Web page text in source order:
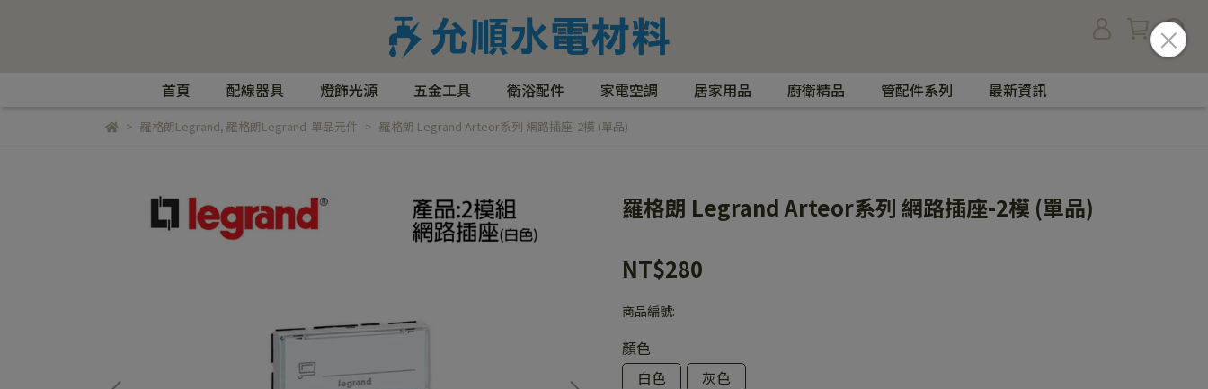
首頁 配線器具 燈飾光源 五金工具 衛浴配件 家電空調 居家用品 廚衛精品 管配件系列 最新資訊
羅格朗Legrand, 羅格朗Legrand-單品元件 羅格朗 Legrand Arteor系列 網路插座-2模 (單品)
羅格朗 Legrand Arteor系列 網路插座-2模 (單品)
NT$280
商品編號:
顏色
白色
灰色